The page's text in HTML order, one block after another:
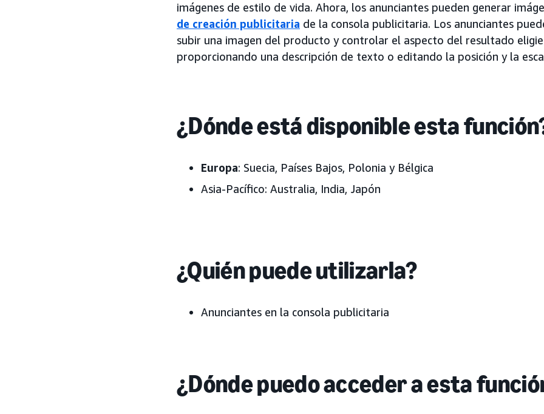
imágenes de estilo de vida. Ahora, los anunciantes pueden generar
de creación publicitaria de la consola publicitaria. Los anunciantes
subir una imagen del producto y controlar el aspecto del resultado
proporcionando una descripción de texto o editando la posición y la
¿Dónde está disponible esta
Europa: Suecia, Países Bajos, Polonia y Bélgica
Asia-Pacífico: Australia, India, Japón
¿Quién puede utilizarla?
Anunciantes en la consola publicitaria
¿Dónde puedo acceder a esta